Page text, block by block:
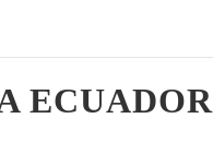
ECUADOR